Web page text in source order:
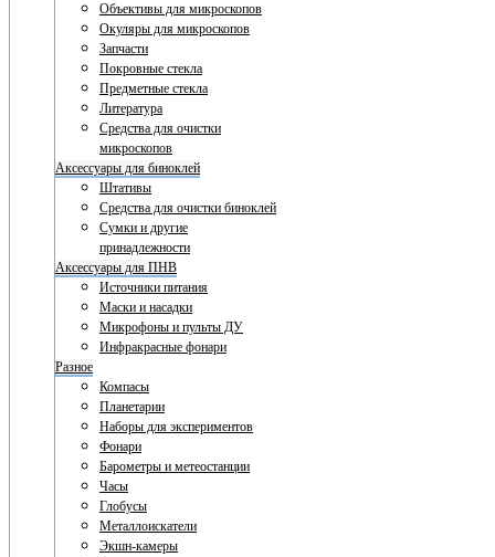
Объективы для микроскопов
Окуляры для микроскопов
Запчасти
Покровные стекла
Предметные стекла
Литература
Средства для очистки
микроскопов
Аксессуары для биноклей
Штативы
Средства для очистки биноклей
Сумки и другие
принадлежности
Аксессуары для ПНВ
Источники питания
Маски и насадки
Микрофоны и пульты ДУ
Инфракрасные фонари
Разное
Компасы
Планетарии
Наборы для экспериментов
Фонари
Барометры и метеостанции
Часы
Глобусы
Металлоискатели
Экшн-камеры